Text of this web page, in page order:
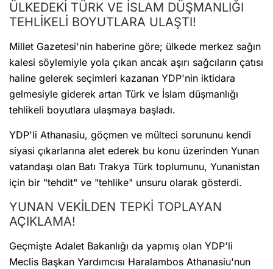
ÜLKEDEKİ TÜRK VE İSLAM DÜŞMANLIĞI
TEHLİKELİ BOYUTLARA ULAŞTI!
Millet Gazetesi'nin haberine göre; ülkede merkez sağın
kalesi söylemiyle yola çıkan ancak aşırı sağcıların çatısı
haline gelerek seçimleri kazanan YDP'nin iktidara
gelmesiyle giderek artan Türk ve İslam düşmanlığı
tehlikeli boyutlara ulaşmaya başladı.
YDP'li Athanasiu, göçmen ve mülteci sorununu kendi
siyasi çıkarlarına alet ederek bu konu üzerinden Yunan
vatandaşı olan Batı Trakya Türk toplumunu, Yunanistan
için bir "tehdit" ve "tehlike" unsuru olarak gösterdi.
YUNAN VEKİLDEN TEPKİ TOPLAYAN
AÇIKLAMA!
Geçmişte Adalet Bakanlığı da yapmış olan YDP'li
Meclis Başkan Yardımcısı Haralambos Athanasiu'nun